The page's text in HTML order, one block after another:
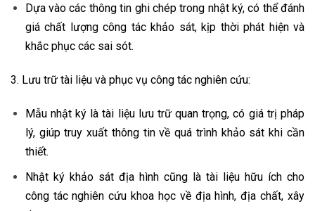
Dựa vào các thông tin ghi chép trong nhật ký, có thể đánh
giá chất lượng công tác khảo sát, kịp thời phát hiện và
khắc phục các sai sót.
3. Lưu trữ tài liệu và phục vụ công tác nghiên cứu:
Mẫu nhật ký là tài liệu lưu trữ quan trọng, có giá trị pháp
lý, giúp truy xuất thông tin về quá trình khảo sát khi cần
thiết.
Nhật ký khảo sát địa hình cũng là tài liệu hữu ích cho
công tác nghiên cứu khoa học về địa hình, địa chất, xây